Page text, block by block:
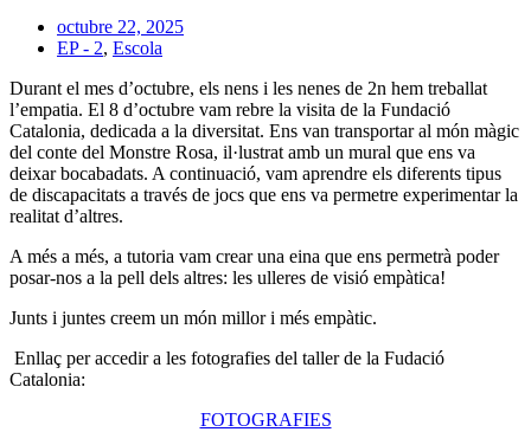
octubre 22, 2025
EP - 2, Escola
Durant el mes d’octubre, els nens i les nenes de 2n hem treballat
l’empatia. El 8 d’octubre vam rebre la visita de la Fundació
Catalonia, dedicada a la diversitat. Ens van transportar al món màgic
del conte del Monstre Rosa, il·lustrat amb un mural que ens va
deixar bocabadats. A continuació, vam aprendre els diferents tipus
de discapacitats a través de jocs que ens va permetre experimentar la
realitat d’altres.
A més a més, a tutoria vam crear una eina que ens permetrà poder
posar-nos a la pell dels altres: les ulleres de visió empàtica!
Junts i juntes creem un món millor i més empàtic.
Enllaç per accedir a les fotografies del taller de la Fudació
Catalonia:
FOTOGRAFIES